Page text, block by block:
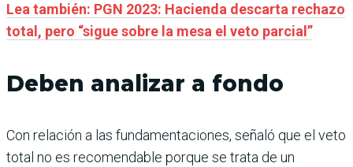
Lea también: PGN 2023: Hacienda descarta rechazo
total, pero “sigue sobre la mesa el veto parcial”
Deben analizar a fondo
Con relación a las fundamentaciones, señaló que el veto
total no es recomendable porque se trata de un